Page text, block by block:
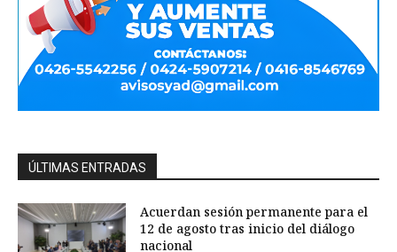
ÚLTIMAS ENTRADAS
Acuerdan sesión permanente para el
12 de agosto tras inicio del diálogo
nacional